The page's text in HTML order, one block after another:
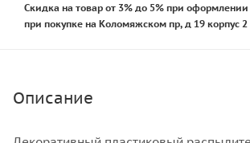
Скидка на товар от 3% до 5% при
при покупке на Коломяжском пр, д 19 корпус 2
Описание